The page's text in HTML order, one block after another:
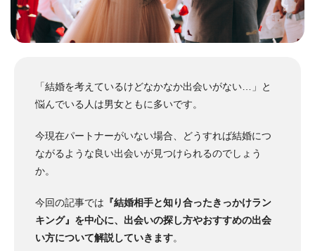
「結婚を考えているけどなかなか出会いがない…」と
悩んでいる人は男女ともに多いです。
今現在パートナーがいない場合、どうすれば結婚につ
ながるような良い出会いが見つけられるのでしょう
か。
今回の記事では 『結婚相手と知り合ったきっかけラン
キング』を中心に、出会いの探し方やおすすめの出会
い方について解説していきます。